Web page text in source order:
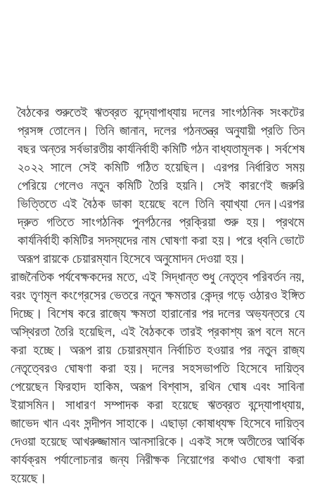
বৈঠকের শুরুতেই ঋতব্রত বন্দ্যোপাধ্যায় দলের সাংগঠনিক সংকটের
প্রসঙ্গ তোলেন। তিনি জানান, দলের গঠনতন্ত্র অনুযায়ী প্রতি তিন
বছর অন্তর সর্বভারতীয় কার্যনির্বাহী কমিটি গঠন বাধ্যতামূলক। সর্বশেষ
২০২২ সালে সেই কমিটি গঠিত হয়েছিল। এরপর নির্ধারিত সময়
পেরিয়ে গেলেও নতুন কমিটি তৈরি হয়নি। সেই কারণেই জরুরি
ভিত্তিতে এই বৈঠক ডাকা হয়েছে বলে তিনি ব্যাখ্যা দেন।এরপর
দ্রুত গতিতে সাংগঠনিক পুনর্গঠনের প্রক্রিয়া শুরু হয়। প্রথমে
কার্যনির্বাহী কমিটির সদস্যদের নাম ঘোষণা করা হয়। পরে ধ্বনি ভোটে
অরূপ রায়কে চেয়ারম্যান হিসেবে অনুমোদন দেওয়া হয়।
রাজনৈতিক পর্যবেক্ষকদের মতে, এই সিদ্ধান্ত শুধু নেতৃত্ব পরিবর্তন নয়,
বরং তৃণমূল কংগ্রেসের ভেতরে নতুন ক্ষমতার কেন্দ্র গড়ে ওঠারও ইঙ্গিত
দিচ্ছে। বিশেষ করে রাজ্যে ক্ষমতা হারানোর পর দলের অভ্যন্তরে যে
অস্থিরতা তৈরি হয়েছিল, এই বৈঠককে তারই প্রকাশ্য রূপ বলে মনে
করা হচ্ছে। অরূপ রায় চেয়ারম্যান নির্বাচিত হওয়ার পর নতুন রাজ্য
নেতৃত্বেরও ঘোষণা করা হয়। দলের সহসভাপতি হিসেবে দায়িত্ব
পেয়েছেন ফিরহাদ হাকিম, অরূপ বিশ্বাস, রথিন ঘোষ এবং সাবিনা
ইয়াসমিন। সাধারণ সম্পাদক করা হয়েছে ঋতব্রত বন্দ্যোপাধ্যায়,
জাভেদ খান এবং সন্দীপন সাহাকে। এছাড়া কোষাধ্যক্ষ হিসেবে দায়িত্ব
দেওয়া হয়েছে আখরুজ্জামান আনসারিকে। একই সঙ্গে অতীতের আর্থিক
কার্যক্রম পর্যালোচনার জন্য নিরীক্ষক নিয়োগের কথাও ঘোষণা করা
হয়েছে।